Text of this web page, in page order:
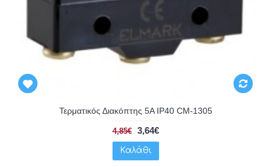
Τερματικός Διακόπτης 5A IP40 CM-1305
4,85€ 3,64€
Καλάθι